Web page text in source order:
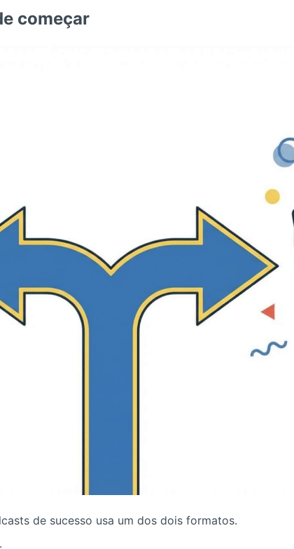
começar
de sucesso usa um dos dois formatos.